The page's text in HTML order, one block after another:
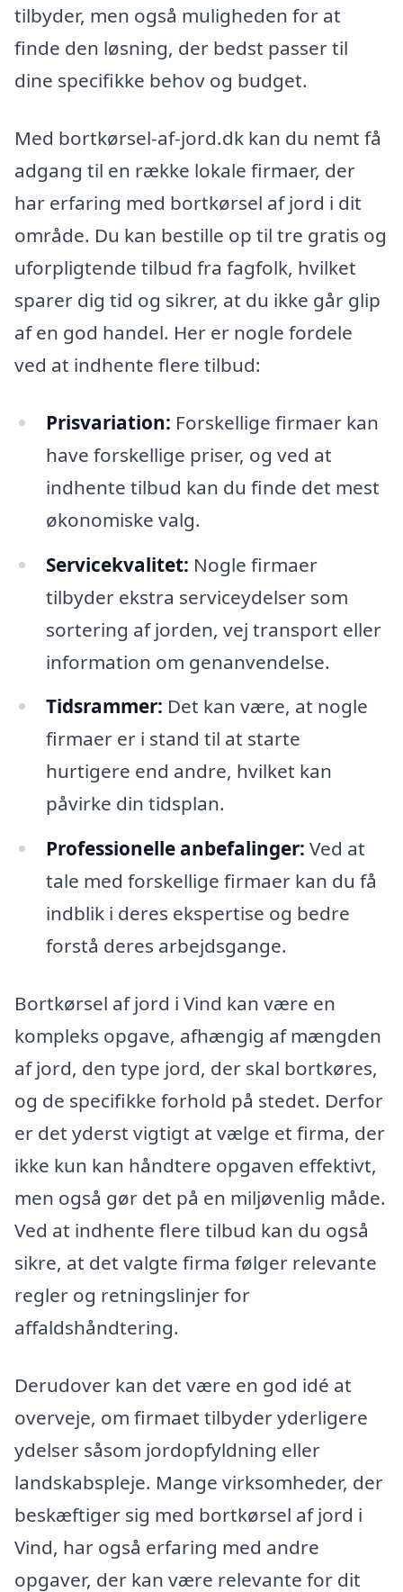
tilbyder, men også muligheden for at
finde den løsning, der bedst passer til
dine specifikke behov og budget.
Med bortkørsel-af-jord.dk kan du nemt få
adgang til en række lokale firmaer, der
har erfaring med bortkørsel af jord i dit
område. Du kan bestille op til tre gratis og
uforpligtende tilbud fra fagfolk, hvilket
sparer dig tid og sikrer, at du ikke går glip
af en god handel. Her er nogle fordele
ved at indhente flere tilbud:
Prisvariation: Forskellige firmaer kan
have forskellige priser, og ved at
indhente tilbud kan du finde det mest
økonomiske valg.
Servicekvalitet: Nogle firmaer
tilbyder ekstra serviceydelser som
sortering af jorden, vej transport eller
information om genanvendelse.
Tidsrammer: Det kan være, at nogle
firmaer er i stand til at starte
hurtigere end andre, hvilket kan
påvirke din tidsplan.
Professionelle anbefalinger: Ved at
tale med forskellige firmaer kan du få
indblik i deres ekspertise og bedre
forstå deres arbejdsgange.
Bortkørsel af jord i Vind kan være en
kompleks opgave, afhængig af mængden
af jord, den type jord, der skal bortkøres,
og de specifikke forhold på stedet. Derfor
er det yderst vigtigt at vælge et firma, der
ikke kun kan håndtere opgaven effektivt,
men også gør det på en miljøvenlig måde.
Ved at indhente flere tilbud kan du også
sikre, at det valgte firma følger relevante
regler og retningslinjer for
affaldshåndtering.
Derudover kan det være en god idé at
overveje, om firmaet tilbyder yderligere
ydelser såsom jordopfyldning eller
landskabspleje. Mange virksomheder, der
beskæftiger sig med bortkørsel af jord i
Vind, har også erfaring med andre
opgaver, der kan være relevante for dit